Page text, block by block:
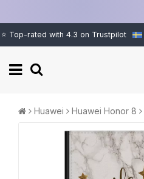
⭐ Top-rated with 4.3 on Trustpilot
Huawei Huawei Honor 8